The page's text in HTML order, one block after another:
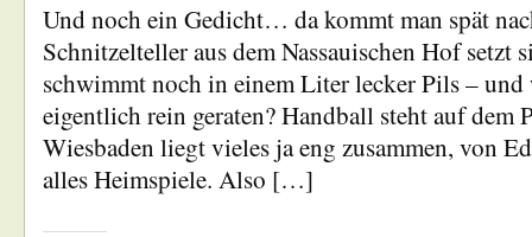
Und noch ein Gedicht… da kommt man spät
Schnitzelteller aus dem Nassauischen Hof setzt
schwimmt noch in einem Liter lecker Pils –
eigentlich rein geraten? Handball steht auf dem
Wiesbaden liegt vieles ja eng zusammen, von
alles Heimspiele. Also […]